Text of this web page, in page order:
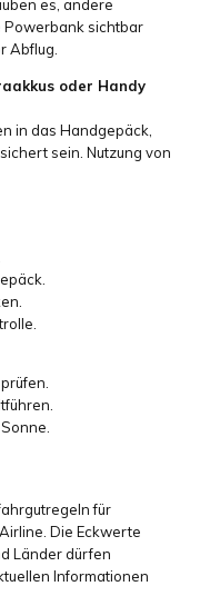
es, andere
Powerbank sichtbar
Abflug.
oder Handy
in das Handgepäck,
sein. Nutzung von
für
Die Eckwerte
Länder dürfen
Informationen